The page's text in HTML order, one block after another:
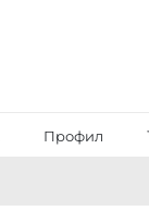
Профил